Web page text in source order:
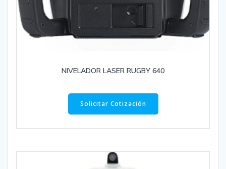
NIVELADOR LASER RUGBY 640
Solicitar Cotización